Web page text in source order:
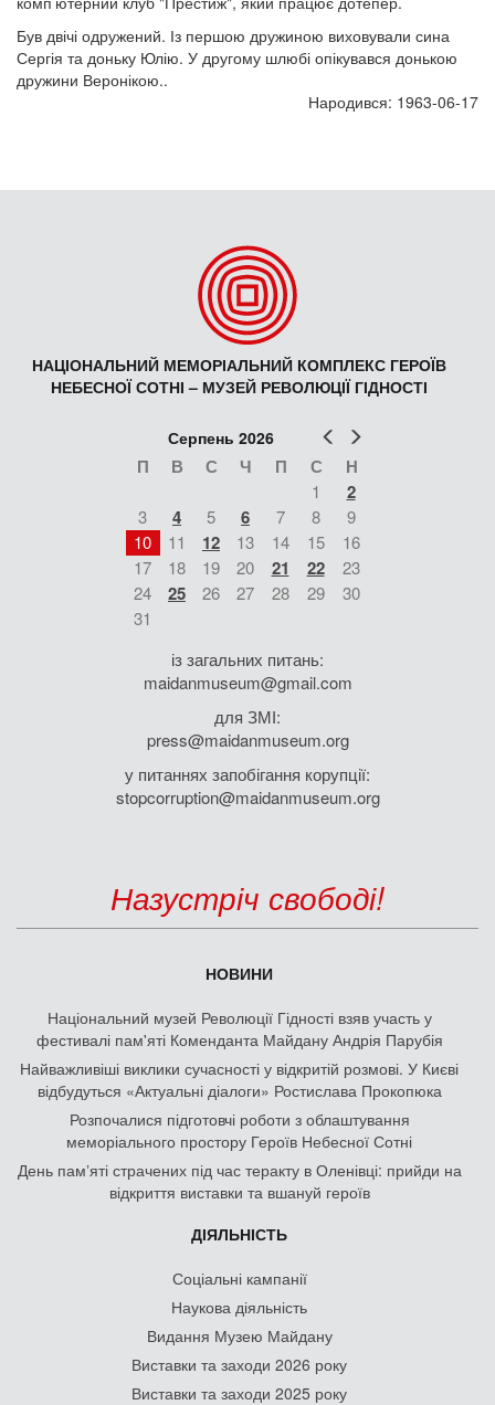
Був двічі одружений. Із першою дружиною виховували сина
Сергія та доньку Юлію. У другому шлюбі опікувався донькою
дружини Веронікою..
Народився: 1963-06-17
НАЦІОНАЛЬНИЙ МЕМОРІАЛЬНИЙ КОМПЛЕКС ГЕРОЇВ
НЕБЕСНОЇ СОТНІ – МУЗЕЙ РЕВОЛЮЦІЇ ГІДНОСТІ
Попер
Серпень 2026
П В С Ч П С Н
1 2
3 4 5 6 7 8
9
10
11 12 13 14 15
16
17
18 19 20 21 22
23
24
25 26 27 28 29
30
31
із загальних питань:
maidanmuseum@gmail.com
для ЗМІ:
press@maidanmuseum.org
у питаннях запобігання корупції:
stopcorruption@maidanmuseum.org
Назустріч свободі!
НОВИНИ
Національний музей Революції Гідності взяв участь у
фестивалі пам'яті Коменданта Майдану Андрія Парубія
Найважливіші виклики сучасності у відкритій розмові. У Києві
відбудуться «Актуальні діалоги» Ростислава Прокопюка
Розпочалися підготовчі роботи з облаштування
меморіального простору Героїв Небесної Сотні
День памʼяті страчених під час теракту в Оленівці: прийди на
відкриття виставки та вшануй героїв
ДІЯЛЬНІСТЬ
Соціальні кампанії
Наукова діяльність
Видання Музею Майдану
Виставки та заходи 2026 року
Виставки та заходи 2025 року